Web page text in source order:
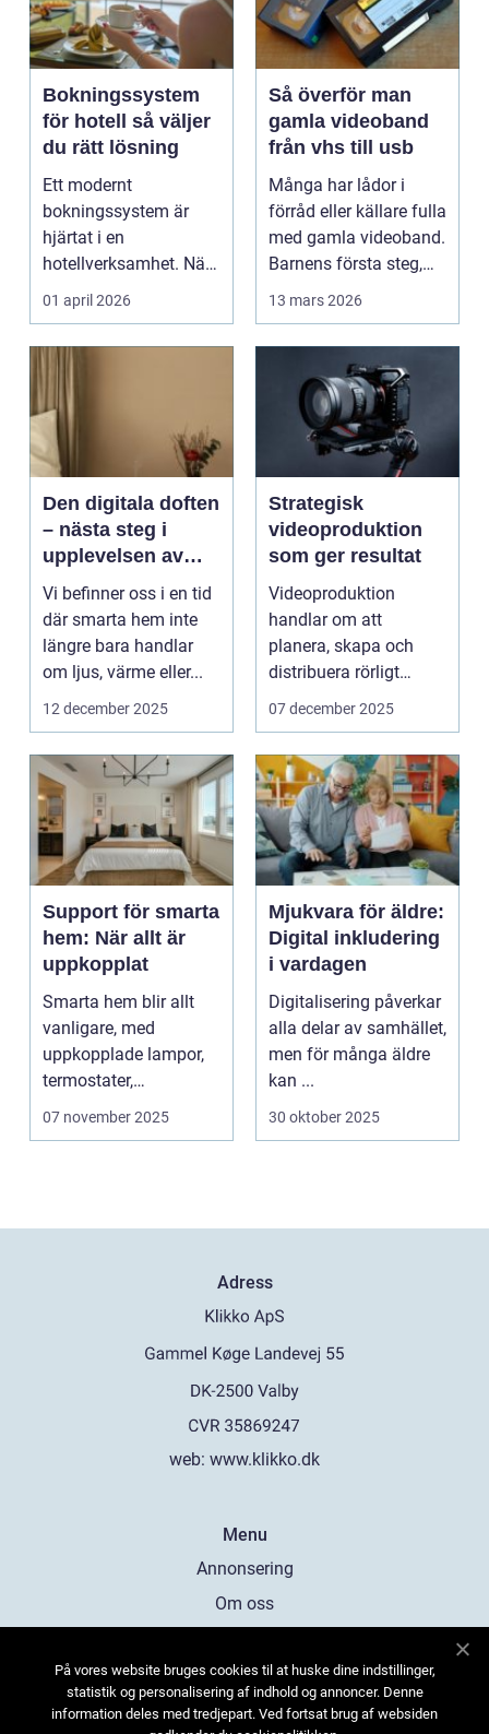
Bokningssystem
för hotell så väljer
du rätt lösning
Ett modernt
bokningssystem är
hjärtat i en
hotellverksamhet. När
bokningar,
incheckning,
betalningar...
01 april 2026
Så överför man
gamla videoband
från vhs till usb
Många har lådor i
förråd eller källare fulla
med gamla videoband.
Barnens första steg,
släktkalas, s...
13 mars 2026
Den digitala doften
– nästa steg i
upplevelsen av
smarta hem
Vi befinner oss i en tid
där smarta hem inte
längre bara handlar
om ljus, värme eller...
12 december 2025
Strategisk
videoproduktion
som ger resultat
Videoproduktion
handlar om att
planera, skapa och
distribuera rörligt
innehåll som fö...
07 december 2025
Support för smarta
hem: När allt är
uppkopplat
Smarta hem blir allt
vanligare, med
uppkopplade lampor,
termostater,
säkerhetskameror och
07 november 2025
Mjukvara för äldre:
Digital inkludering
i vardagen
Digitalisering påverkar
alla delar av samhället,
men för många äldre
kan ...
30 oktober 2025
Adress
web: www.klikko.dk
Menu
Annonsering
Om oss
Kontakta oss
Sitemap
På vores website bruges cookies til at huske dine indstillinger,
statistik og personalisering af indhold og annoncer. Denne
information deles med tredjepart. Ved fortsat brug af websiden